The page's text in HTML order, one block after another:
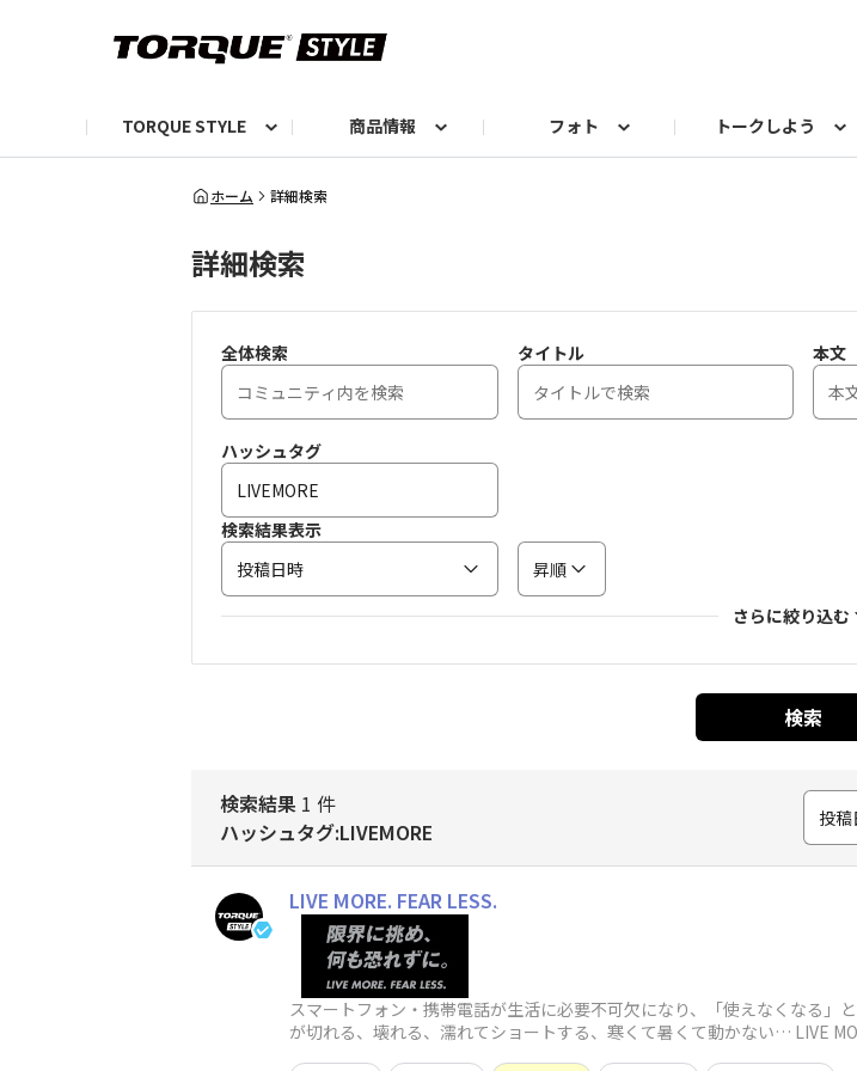
TORQUE STYLE
お知らせ TORQUIZ【投票企画】
商品情報
TORQUEニュース
フォト
TORQUEフォト
トークしよう
自己紹介しよう
編集部の日常フォト
ホーム 詳細検索
詳細検索
全体検索 タイトル 本文
ハッシュタグ
検索結果表示
投稿日時
昇順
さらに絞り込む
検索
検索結果 1 件
ハッシュタグ:LIVEMORE
投
LIVE MORE. FEAR LESS.
スマートフォン・携帯電話が生活に必要不可欠になり、「使えなくなる
が切れる、壊れる、濡れてショートする、寒くて暑くて動かない… LIVE